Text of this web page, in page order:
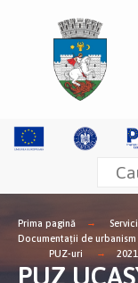
Prima pagină
Documentații de urbanism
PUZ-uri
2021
PUZ